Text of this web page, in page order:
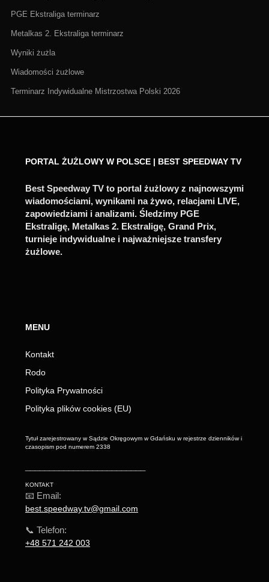
PGE Ekstraliga terminarz
Metalkas 2. Ekstraliga terminarz
Wyniki żużla
Wiadomości żużlowe
Terminarz Indywidualne Mistrzostwa Polski 2026
PORTAL ŻUŻLOWY W POLSCE | BEST SPEEDWAY TV
Best Speedway TV to portal żużlowy z najnowszymi
wiadomościami, wynikami na żywo, relacjami LIVE,
zapowiedziami i analizami. Śledzimy PGE
Ekstraligę, Metalkas 2. Ekstraligę, Grand Prix,
turnieje indywidualne i najważniejsze transfery
żużlowe.
MENU
Kontakt
Rodo
Polityka Prywatności
Polityka plików cookies (EU)
Tytuł zarejestrowany w Sądzie Okręgowym w Gdańsku w rejestrze dzienników i
czasopism pod numerem 2338
KONTAKT
📧 Email:
best.speedway.tv@gmail.com
📞 Telefon:
+48 571 242 003